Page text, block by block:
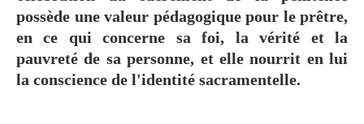
possède une valeur pédagogique pour le prêtre,
en ce qui concerne sa foi, la vérité et la
pauvreté de sa personne, et elle nourrit en lui
la conscience de l'identité sacramentelle.